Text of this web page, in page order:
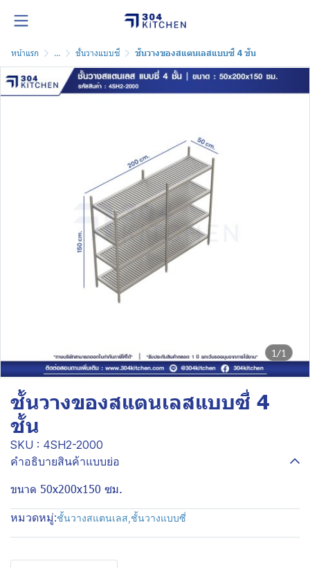
หน้าแรก ... ชั้นวางแบบซี่ ชั้นวางของสแตนเลสแบบซี่ 4 ชั้น
1/1
ชั้นวางของสแตนเลสแบบซี่ 4
ชั้น
SKU : 4SH2-2000
คำอธิบายสินค้าแบบย่อ
ขนาด 50x200x150 ซม.
หมวดหมู่:ชั้นวางสแตนเลส ชั้นวางแบบซี่